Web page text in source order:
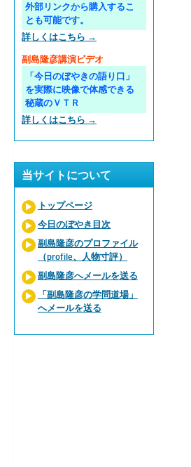
外部リンクから購入するこ
とも可能です。
詳しくはこちら →
副島隆彦講演ビデオ
「今日のぼやきの語り口」
を実際に映像で体感できる
秘蔵のＶＴＲ
詳しくはこちら →
当サイトについて
トップページ
今日のぼやき目次
副島隆彦のプロファイル
（profile、人物寸評）
副島隆彦へメールを送る
「副島隆彦の学問道場」
へメールを送る